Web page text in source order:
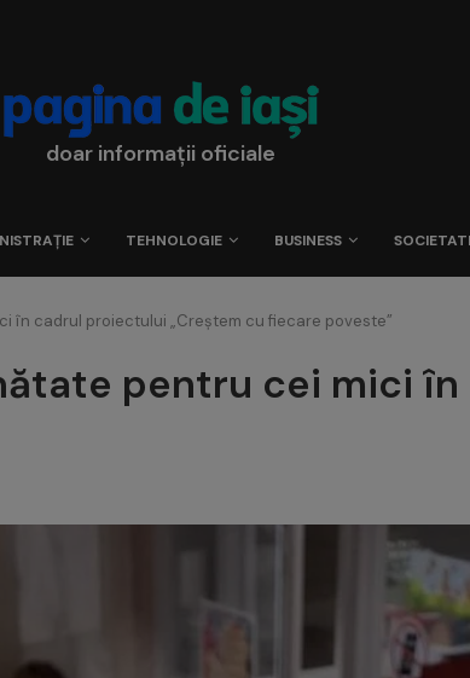
doar informații oficiale
TEHNOLOGIE BUSINESS
în cadrul proiectului „Creștem cu fiecare poveste”
pentru cei mici